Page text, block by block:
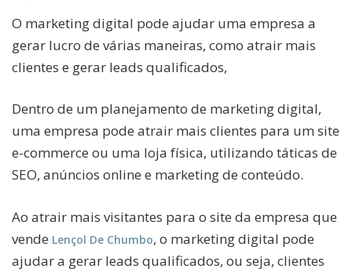
O marketing digital pode ajudar uma empresa a
gerar lucro de várias maneiras, como atrair mais
clientes e gerar leads qualificados,
Dentro de um planejamento de marketing digital,
uma empresa pode atrair mais clientes para um site
e-commerce ou uma loja física, utilizando táticas de
SEO, anúncios online e marketing de conteúdo.
Ao atrair mais visitantes para o site da empresa que
vende Lençol De Chumbo, o marketing digital pode
ajudar a gerar leads qualificados, ou seja, clientes